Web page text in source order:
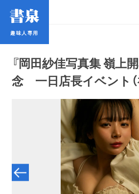
趣味人専用
『岡田紗佳写真集 嶺上
念 一日店長イベント（
趣味人専用
アイドル
鉄道・バス
コミック・ラノベ